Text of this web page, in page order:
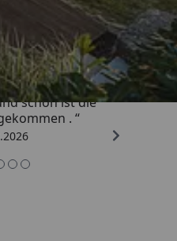
4,71/ 5
schon ist die
. “